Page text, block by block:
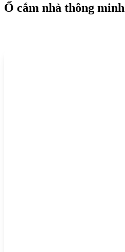
Ổ cắm nhà thông minh